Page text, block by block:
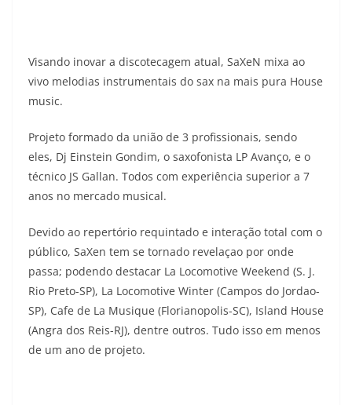
Visando inovar a discotecagem atual, SaXeN mixa ao
vivo melodias instrumentais do sax na mais pura House
music.
Projeto formado da união de 3 profissionais, sendo
eles, Dj Einstein Gondim, o saxofonista LP Avanço, e o
técnico JS Gallan. Todos com experiência superior a 7
anos no mercado musical.
Devido ao repertório requintado e interação total com o
público, SaXen tem se tornado revelaçao por onde
passa; podendo destacar La Locomotive Weekend (S. J.
Rio Preto-SP), La Locomotive Winter (Campos do Jordao-
SP), Cafe de La Musique (Florianopolis-SC), Island House
(Angra dos Reis-RJ), dentre outros. Tudo isso em menos
de um ano de projeto.